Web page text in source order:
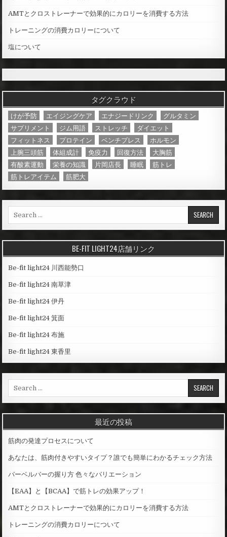
AMTとクロストレーナーで効果的にカロリーを消費する方法
トレーニングの消費カロリーについて
塩について
タグクラウド
けが予防 エイジングケア エナジードリンク
グルタミン
サプリメント
ジム用語 ストレッチ
ダイエット
フィットネス
プロテイン ベンチプレス
ホルモン
上腕三頭筋
体組成計 免疫力 回復方法
大胸筋
有酸素運動
栄養の知識 片岡店長 睡眠
筋トレ
筋トレアイテム
筋肥大
a
r
f
o
:
BE-FIT LIGHT24店舗リンク
Be-fit light24 川西能勢口
Be-fit light24 南草津
Be-fit light24 伊丹
Be-fit light24 箕面
Be-fit light24 布施
Be-fit light24 東香里
a
r
f
o
:
最近の投稿
筋肉の発達プロセスについて
あなたは、筋肉付きやすいタイプ？誰でも簡単にわかるチェック方法
バーベルバーの握り方 色々なバリエーション
【EAA】と【BCAA】で筋トレの効果アップ！
AMTとクロストレーナーで効果的にカロリーを消費する方法
トレーニングの消費カロリーについて